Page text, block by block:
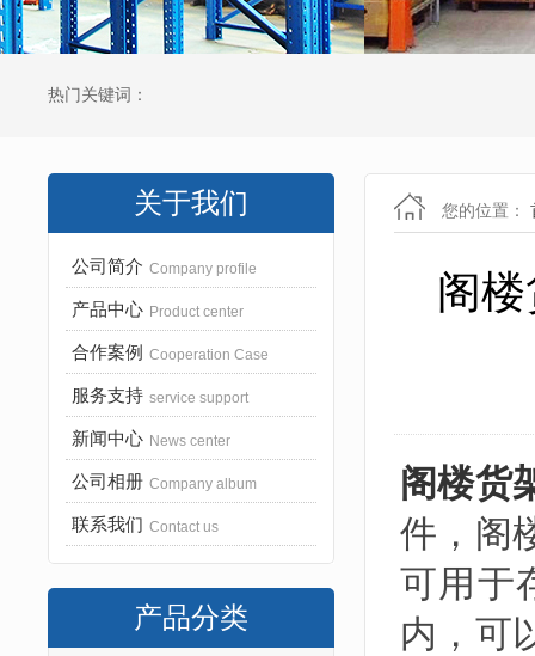
热门关键词：
关于我们
公司简介 Company profile
产品中心 Product center
合作案例 Cooperation Case
服务支持 service support
新闻中心 News center
公司相册 Company album
联系我们 Contact us
产品分类
您的位置：
阁
阁楼货
件，阁
可用于
内，可